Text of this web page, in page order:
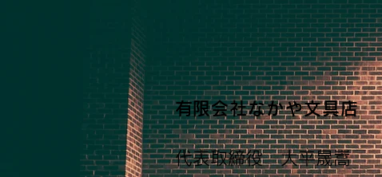
​有限会社なかや文具店
代表取締役 大平晟嵩